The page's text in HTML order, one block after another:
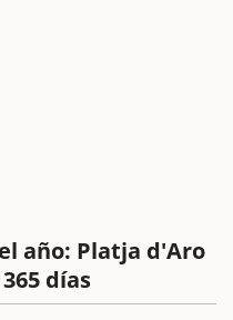
año: Platja d'Aro
días